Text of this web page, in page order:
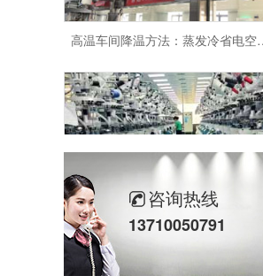
高温车间降温方法：蒸发冷省电空调省电又实用
咨询热线
13710050791